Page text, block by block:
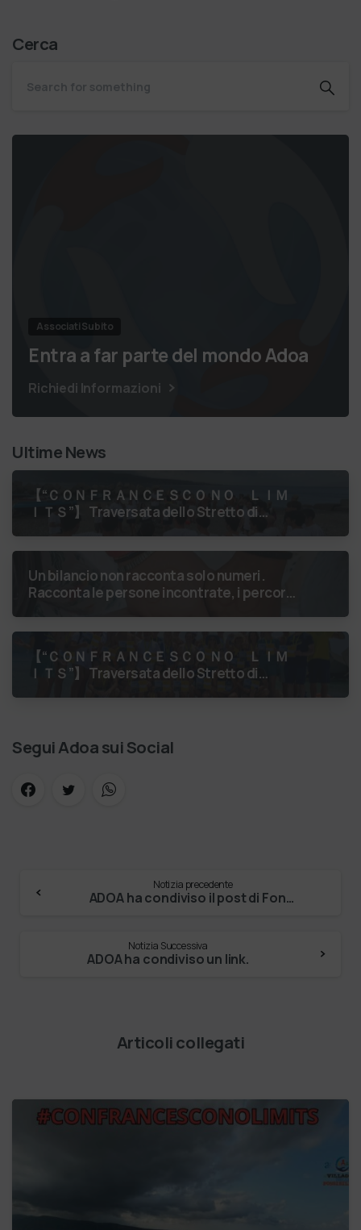
Cerca
Associati Subito
Entra a far parte del mondo Adoa
Richiedi Informazioni
Ultime News
【 “ＣＯＮＦＲＡＮＣＥＳＣＯ ＮＯ ＬＩＭ
ＩＴＳ”】 Traversata dello Stretto di
Un bilancio non racconta solo numeri.
Racconta le persone incontrate, i percorsi
【 “ＣＯＮＦＲＡＮＣＥＳＣＯ ＮＯ ＬＩＭ
ＩＴＳ”】 Traversata dello Stretto di
Segui Adoa sui Social
Notizia precedente
ADOA ha condiviso il post di Fondazione Pia Opera …
Notizia Successiva
ADOA ha condiviso un link.
Articoli collegati